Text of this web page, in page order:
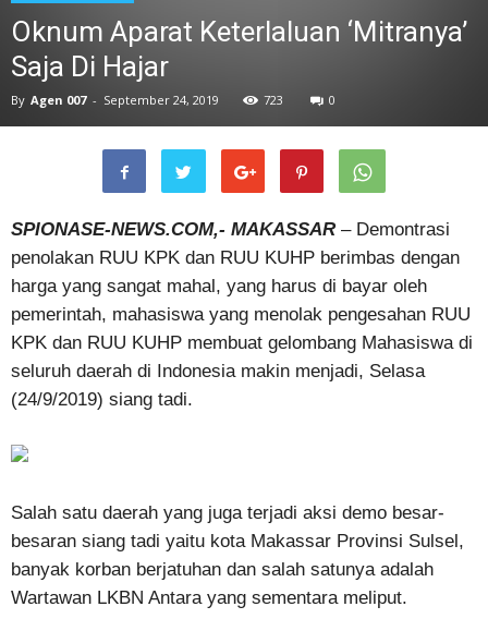
Oknum Aparat Keterlaluan ‘Mitranya’
Saja Di Hajar
By Agen 007 - September 24, 2019 723 0
SPIONASE-NEWS.COM,- MAKASSAR – Demontrasi
penolakan RUU KPK dan RUU KUHP berimbas dengan
harga yang sangat mahal, yang harus di bayar oleh
pemerintah, mahasiswa yang menolak pengesahan RUU
KPK dan RUU KUHP membuat gelombang Mahasiswa di
seluruh daerah di Indonesia makin menjadi, Selasa
(24/9/2019) siang tadi.
Salah satu daerah yang juga terjadi aksi demo besar-
besaran siang tadi yaitu kota Makassar Provinsi Sulsel,
banyak korban berjatuhan dan salah satunya adalah
Wartawan LKBN Antara yang sementara meliput.